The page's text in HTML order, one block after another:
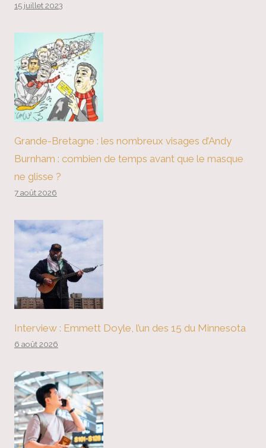
15 juillet 2023
Grande-Bretagne : les nombreux visages d’Andy
Burnham : combien de temps avant que le masque
ne glisse ?
7 août 2026
Interview : Emmett Doyle, l’un des 15 du Minnesota
6 août 2026